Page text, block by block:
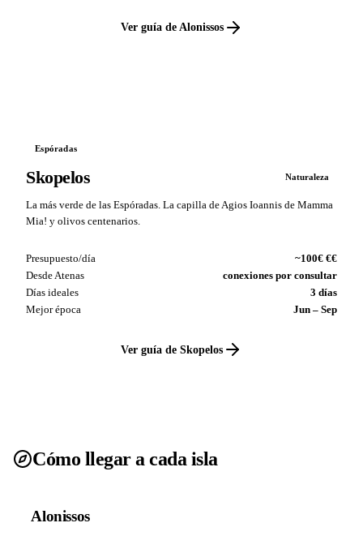
Ver guía de Alonissos
Espóradas
Skopelos Naturaleza
La más verde de las Espóradas. La capilla de Agios Ioannis de Mamma
Mia! y olivos centenarios.
Presupuesto/día
~100€ €€
Desde Atenas
conexiones por consultar
Días ideales
3 días
Mejor época
Jun – Sep
Ver guía de Skopelos
Cómo llegar a cada isla
Alonissos